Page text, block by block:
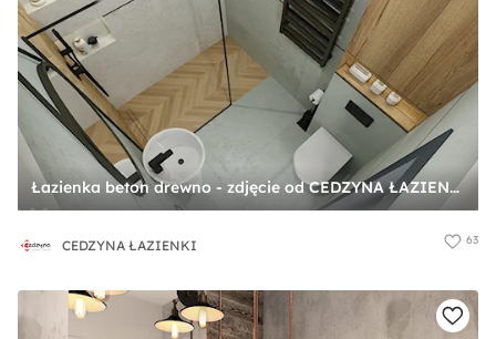
Łazienka beton drewno - zdjęcie od CEDZYNA ŁAZIENKI
CEDZYNA ŁAZIENKI 63